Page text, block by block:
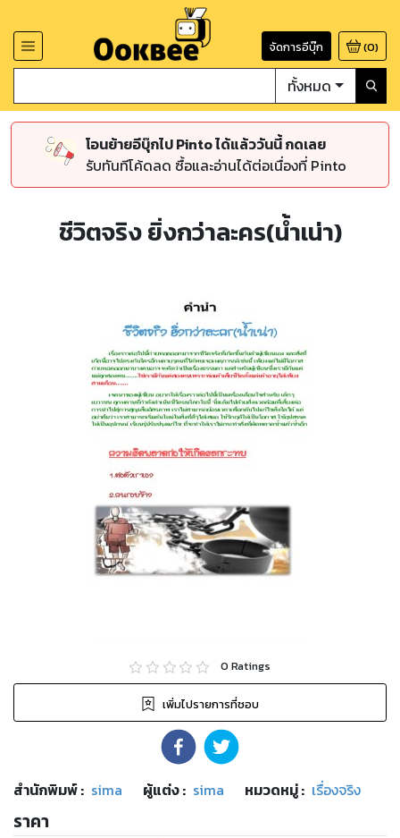
จัดการอีบุ๊ก (0)
ทั้งหมด
โอนย้ายอีบุ๊กไป Pinto ได้แล้ววันนี้ กดเลย
รับทันทีโค้ดลด ซื้อและอ่านได้ต่อเนื่องที่ Pinto
ชีวิตจริง ยิ่งกว่าละคร(น้ำเน่า)
0 Ratings
เพิ่มไปรายการที่ชอบ
สำนักพิมพ์: sima ผู้แต่ง : sima หมวดหมู่: เรื่องจริง
ราคา